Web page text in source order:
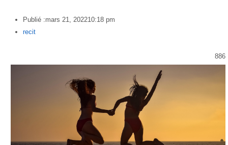
Publié :mars 21, 202210:18 pm
Author
recit
886